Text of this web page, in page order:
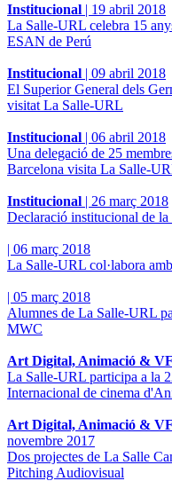
Institucional | 19 abril 2018
La Salle-URL celebra 15
ESAN de Perú
Institucional | 09 abril 2018
El Superior General dels
visitat La Salle-URL
Institucional | 06 abril 2018
Una delegació de 25
Barcelona visita La Salle-
Institucional | 26 març 2018
Declaració institucional de
| 06 març 2018
La Salle-URL col·labora
| 05 març 2018
Alumnes de La Salle-URL
MWC
Art Digital, Animació &
La Salle-URL participa a la
Internacional de cinema
Art Digital, Animació &
novembre 2017
Dos projectes de La Salle
Pitching Audiovisual